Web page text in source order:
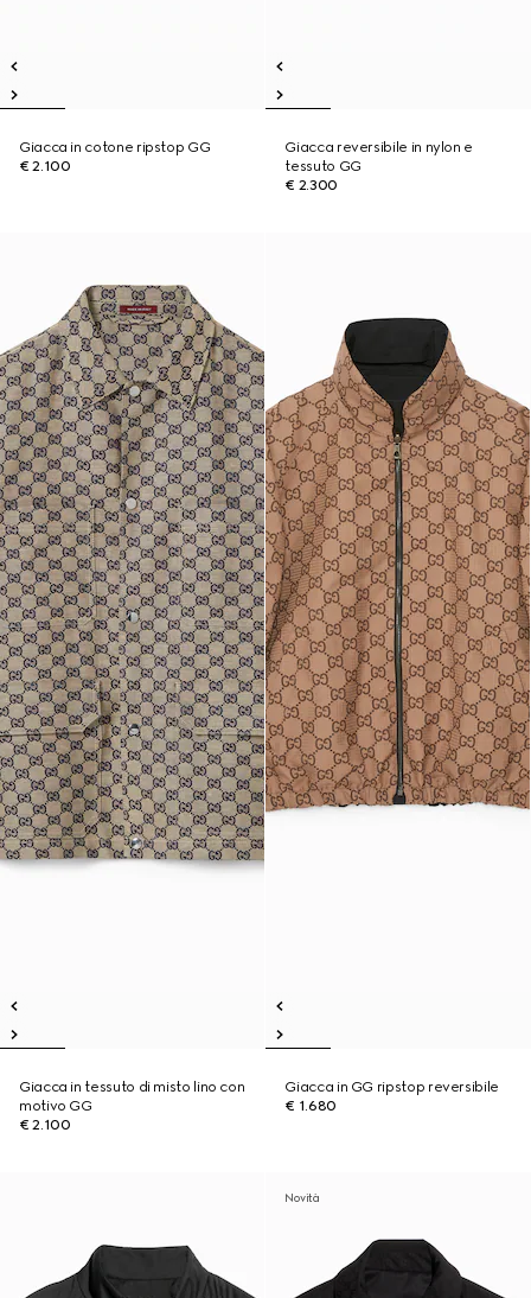
Giacca in cotone ripstop GG
€ 2.100
Giacca reversibile in nylon e
tessuto GG
€ 2.300
Giacca in tessuto di misto lino con
motivo GG
€ 2.100
Giacca in GG ripstop reversibile
€ 1.680
Novità